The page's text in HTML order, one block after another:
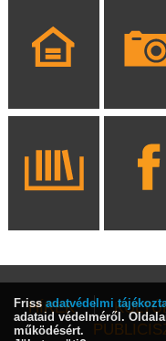
HÍREK
Friss adatvédelmi
adataid védelméről.
működésért.